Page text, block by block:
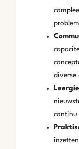
diverse
continu